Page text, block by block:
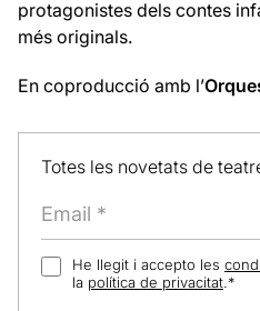
protagonistes dels contes
més originals.
En coproducció amb l’
Totes les novetats de
He llegit i accepto les
la política de privacitat.*